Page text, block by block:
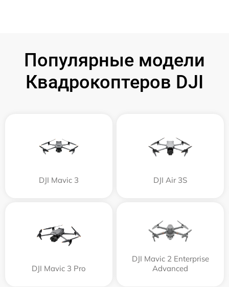
Популярные модели
Квадрокоптеров DJI
DJI Mavic 3 DJI Air 3S
DJI Mavic 3 Pro
DJI Mavic 2 Enterprise
Advanced